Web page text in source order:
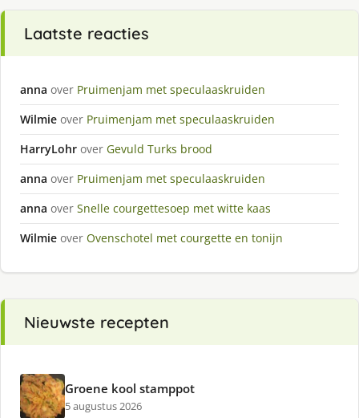
Laatste reacties
anna over Pruimenjam met speculaaskruiden
Wilmie over Pruimenjam met speculaaskruiden
HarryLohr over Gevuld Turks brood
anna over Pruimenjam met speculaaskruiden
anna over Snelle courgettesoep met witte kaas
Wilmie over Ovenschotel met courgette en tonijn
Nieuwste recepten
Groene kool stamppot
5 augustus 2026